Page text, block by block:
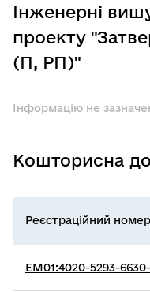
Інженерні
проекту
(П, РП)"
Інформацію не
Кошторисна
Реєстраційний номер
EM01:4020-5293-